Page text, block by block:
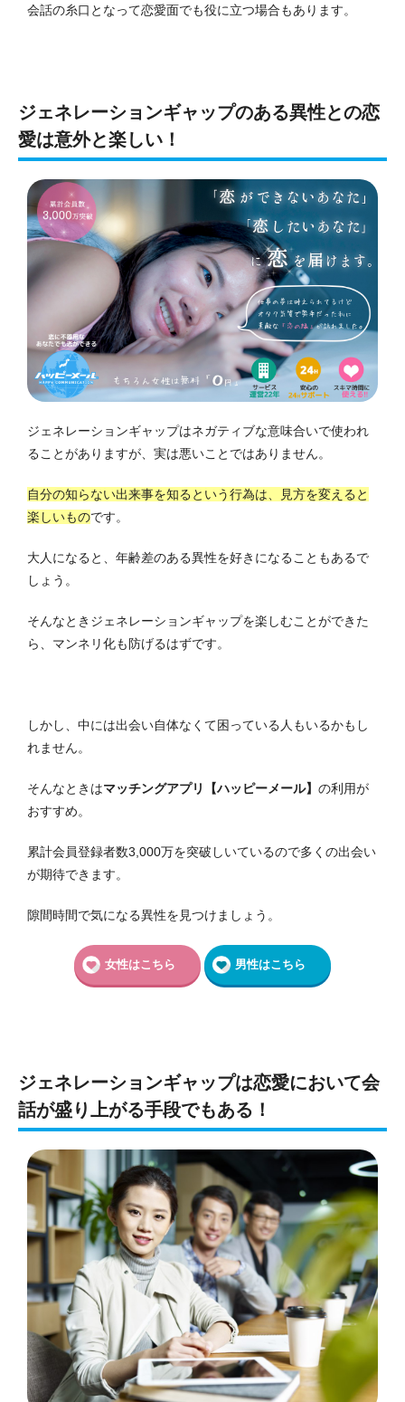
会話の糸口となって恋愛面でも役に立つ場合もあります。
ジェネレーションギャップのある異性との恋
愛は意外と楽しい！
ジェネレーションギャップはネガティブな意味合いで使われ
ることがありますが、実は悪いことではありません。
自分の知らない出来事を知るという行為は、見方を変えると
楽しいものです。
大人になると、年齢差のある異性を好きになることもあるで
しょう。
そんなときジェネレーションギャップを楽しむことができた
ら、マンネリ化も防げるはずです。
しかし、中には出会い自体なくて困っている人もいるかもし
れません。
そんなときはマッチングアプリ【ハッピーメール】 の利用が
おすすめ。
累計会員登録者数3,000万を突破しいているので多くの出会い
が期待できます。
隙間時間で気になる異性を見つけましょう。
女性はこちら 男性はこちら
ジェネレーションギャップは恋愛において会
話が盛り上がる手段でもある！